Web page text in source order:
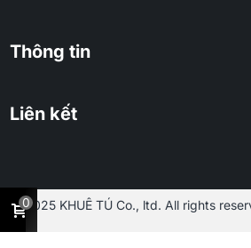
Thông tin
Liên kết
2025 KHUÊ TÚ Co., ltd. All rights
0